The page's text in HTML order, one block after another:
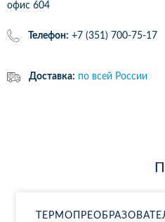
офис 604
Телефон: +7 (351) 700-75-17
Доставка: по всей России